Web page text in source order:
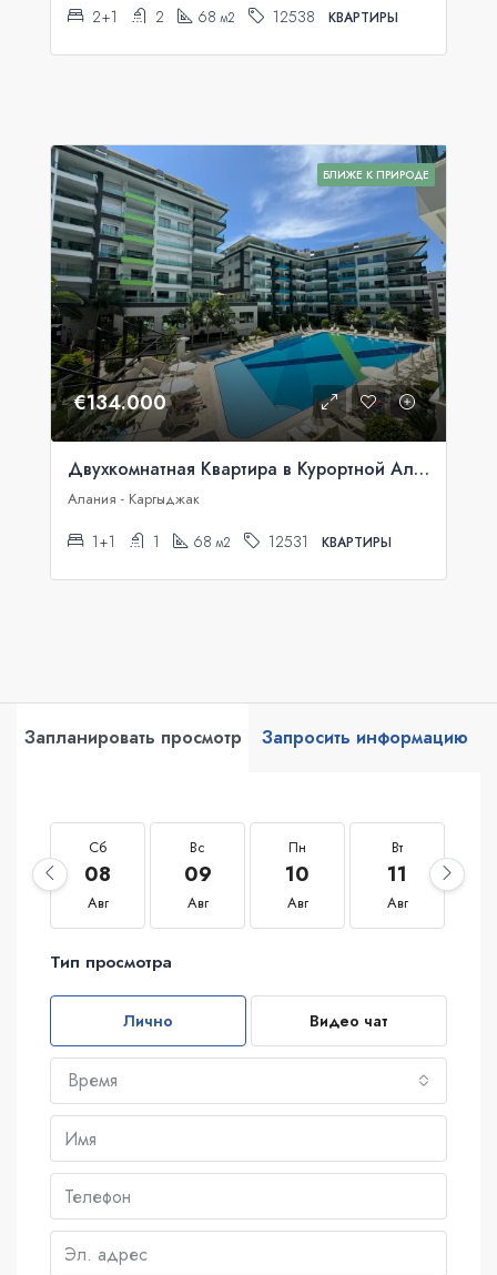
2+1 2 68 м2 12538 КВАРТИРЫ
БЛИЖЕ К ПРИРОДЕ
€134.000
Двухкомнатная Квартира в Курортной Аланье
Алания - Каргыджак
1+1 1 68 м2 12531 КВАРТИРЫ
Запланировать просмотр Запросить информацию
Сб
08
Авг
Вс
09
Авг
Пн
10
Авг
Вт
11
Авг
Тип просмотра
Лично Видео чат
Время